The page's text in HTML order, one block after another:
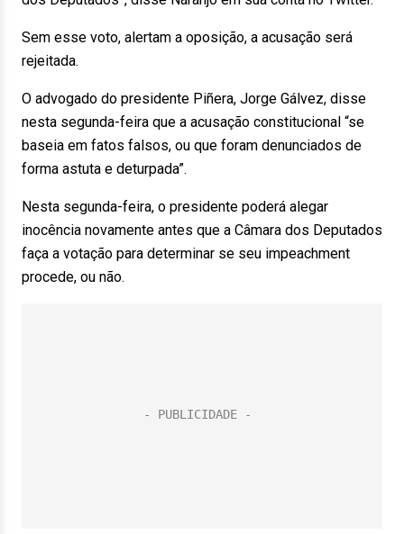
Sem esse voto, alertam a oposição, a acusação será
rejeitada.
O advogado do presidente Piñera, Jorge Gálvez, disse
nesta segunda-feira que a acusação constitucional “se
baseia em fatos falsos, ou que foram denunciados de
forma astuta e deturpada”.
Nesta segunda-feira, o presidente poderá alegar
inocência novamente antes que a Câmara dos Deputados
faça a votação para determinar se seu impeachment
procede, ou não.